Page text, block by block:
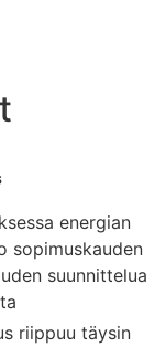
energian
sopimuskauden
suunnittelua
riippuu täysin